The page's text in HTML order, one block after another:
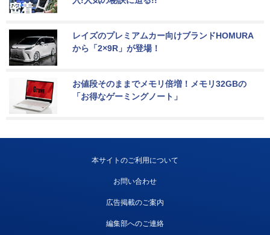
レイズのプレミアムカー向けブランドHOMURA
から「2×9R」が登場！
お値段そのままでメモリ倍増！メモリ32GBの
「お得なゲーミングノート」
本サイトのご利用について
お問い合わせ
広告掲載のご案内
編集部へのご連絡